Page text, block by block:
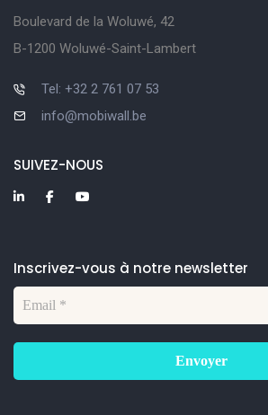
Boulevard de la Woluwé, 42
B-1200 Woluwé-Saint-Lambert
Tel: +32 2 761 07 53
info@mobiwall.be
SUIVEZ-NOUS
Inscrivez-vous à notre newsletter